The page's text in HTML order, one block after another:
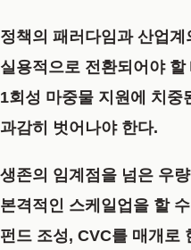
정책의 패러다임과 산업
실용적으로 전환되어야
1회성 마중물 지원에 치중
과감히 벗어나야 한다.
생존의 임계점을 넘은 우
본격적인 스케일업을 할
펀드 조성, CVC를 매개로